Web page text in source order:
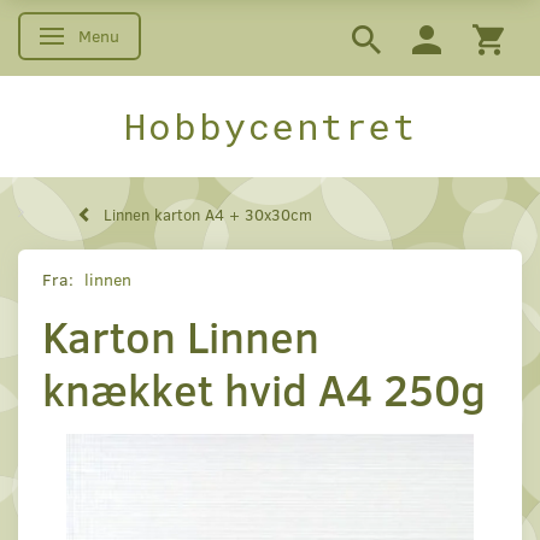
Skifte navigation
Menu
Hobbycentret
Linnen karton A4 + 30x30cm
Fra: linnen
Karton Linnen
knækket hvid A4 250g